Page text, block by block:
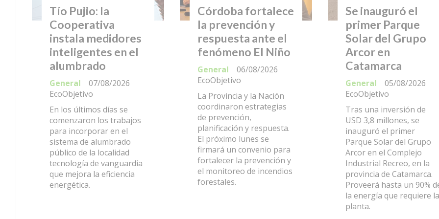
Tío Pujio: la
Cooperativa
instala medidores
inteligentes en el
alumbrado
EcoObjetivo
General 07/08/2026
En los últimos días se
comenzaron los trabajos
para incorporar en el
sistema de alumbrado
público de la localidad
tecnología de vanguardia
que mejora la eficiencia
energética.
Córdoba fortalece
la prevención y
respuesta ante el
fenómeno El Niño
EcoObjetivo
General 06/08/2026
La Provincia y la Nación
coordinaron estrategias
de prevención,
planificación y respuesta.
El próximo lunes se
firmará un convenio para
fortalecer la prevención y
el monitoreo de incendios
forestales.
Se inauguró el
primer Parque
Solar del Grupo
Arcor en
Catamarca
EcoObjetivo
General 05/08/2026
Tras una inversión de
USD 3,8 millones, se
inauguró el primer
Parque Solar del Grupo
Arcor en el Complejo
Industrial Recreo, en la
provincia de Catamarca.
Proveerá hasta un 90%
la energía que requiere la
planta.